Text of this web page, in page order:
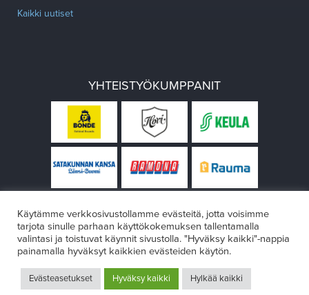
Kaikki uutiset
YHTEISTYÖKUMPPANIT
Design:VÄRIKÄS
Käytämme verkkosivustollamme evästeitä, jotta voisimme
tarjota sinulle parhaan käyttökokemuksen tallentamalla
valintasi ja toistuvat käynnit sivustolla. "Hyväksy kaikki"-nappia
painamalla hyväksyt kaikkien evästeiden käytön.
Evästeasetukset Hyväksy kaikki Hylkää kaikki